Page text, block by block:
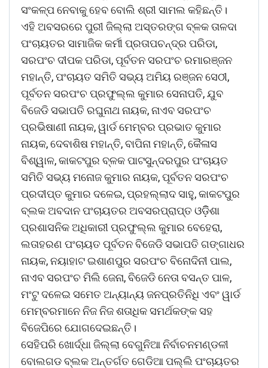
ସଂକଳ୍ପ ନେବାକୁ ହେବ ବୋଲି ଶ୍ରୀ ସାମଲ କହିଛନ୍ତି।
ଏହି ଅବସରରେ ପୁରୀ ଜିଲ୍ଲା ଅସ୍ତରଙ୍ଗ ବ୍ଳକ ତାଳଦା
ପଂଚାୟତର ସାମାଜିକ କର୍ମୀ ପ୍ରତାପଚନ୍ଦ୍ର ପରିଡା,
ସରପଂଚ ଦୀପକ ପରିଡା, ପୂର୍ବତନ ସରପଂଚ ରମାରଞ୍ଜନ
ମହାନ୍ତି, ପଂଚାୟତ ସମିତି ସଭ୍ୟ ଅମିୟ ରଞ୍ଜନ ସେଠୀ,
ପୂର୍ବତନ ସରପଂଚ ପ୍ରଫୁଲ୍ଲ କୁମାର ସେନାପତି, ଯୁବ
ବିଜେଡି ସଭାପତି ରଘୁନାଥ ନାୟକ, ନାଏବ ସରପଂଚ
ପ୍ରଭିଷାଣୀ ନାୟକ, ୱାର୍ଡ ମେମ୍ବର ପ୍ରଭାତ କୁମାର
ନାୟକ, ଦେବାଶିଷ ମହାନ୍ତି, ବାପିନା ମହାନ୍ତି, କୈଳାସ
ବିଶ୍ୱାଳ, କାକଟପୁର ବ୍ଳକ ପାଟସୁନ୍ଦରପୁର ପଂଚାୟତ
ସମିତି ସଭ୍ୟ ମନୋଜ କୁମାର ନାୟକ, ପୂର୍ବତନ ସରପଂଚ
ପ୍ରଦୀପ୍ତ କୁମାର ଦଳେଇ, ପ୍ରହଲ୍ଲାଦ ସାହୁ, କାକଟପୁର
ବ୍ଲକ ଅବଦାନ ପଂଚାୟତର ଅବସରପ୍ରାପ୍ତ ଓଡ଼ିିଶା
ପ୍ରଶାସନିକ ଅଧିକାରୀ ପ୍ରଫୁଲ୍ଲ କୁମାର ବେହେରା,
ଲତାହରଣ ପଂଚାୟତ ପୂର୍ବତନ ବିଜେଡି ସଭାପତି ଗଙ୍ଗାଧର
ନାୟକ, ନୟାହାଟ ଇଶାଣପୁର ସରପଂଚ ବିନୋଦିନୀ ପାଲ,
ନାଏବ ସରପଂଚ ମିଲି ଜେନା, ବିଜେଡି ନେତା ବସନ୍ତ ପାଳ,
ମଂଟୁ ଦଳେଇ ସମେତ ଅନ୍ୟାନ୍ୟ ଜନପ୍ରତିନିଧି ଏବଂ ୱାର୍ଡ
ମେମ୍ବରମାନେ ନିଜ ନିଜ ଶତାଧିକ ସମର୍ଥକଙ୍କ ସହ
ବିଜେପିରେ ଯୋଗଦେଇଛନ୍ତି।
ସେହିପରି ଖୋର୍ଦ୍ଧା ଜିଲ୍ଲା ବେଗୁନିଆ ନିର୍ବାଚନମଣ୍ଡଳୀ
ବୋଲଗଡ ବ୍ଲକ ଅନ୍ତର୍ଗତ ଗେଡିଆ ପଲ୍ଲି ପଂଚାୟତର